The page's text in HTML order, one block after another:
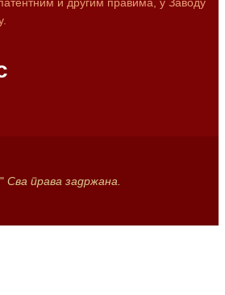
Сва права задржана.